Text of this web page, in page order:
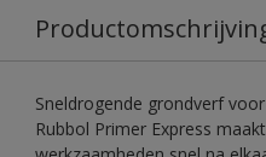
Sneldrogende grondverf
Rubbol Primer Express